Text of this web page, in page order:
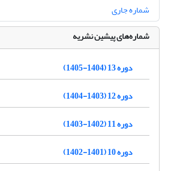
شماره جاری
شماره‌های پیشین نشریه
دوره 13 (1404-1405)
دوره 12 (1403-1404)
دوره 11 (1402-1403)
دوره 10 (1401-1402)